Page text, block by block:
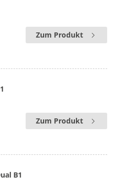
Zum Produkt
Zum Produkt
B1